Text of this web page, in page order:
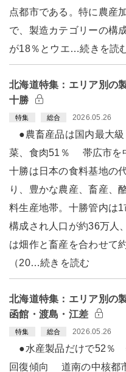
点都市である。特に農産
で、製造カテゴリーの構
が18％とウエ…続きを読
北海道特集：エリア別の
十勝
特集 総合 2026.05.26
●農畜産品は国内最大
菜、食肉51％ 帯広市を
十勝は日本の食料基地の
り、豊かな農産、畜産、
料生産地帯。十勝管内は
構成され人口が約36万人
は畑作と畜産を合わせて
（20…続きを読む
北海道特集：エリア別の
函館・渡島・江差
特集 総合 2026.05.26
●水産製品だけで52％
回復傾向 道南の中核都